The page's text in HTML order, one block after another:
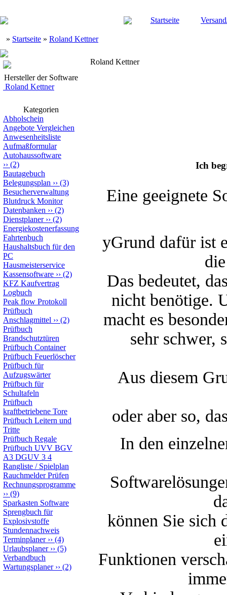
Startseite
» Startseite » Roland Kettner
Hersteller der Software
Roland Kettner
Kategorien
Abholschein
Angebote Vergleichen
Anwesenheitsliste
Aufmaßformular
Autohaussoftware
›› (2)
Bautagebuch
Belegungsplan ›› (3)
Besucherverwaltung
Blutdruck Monitor
Datenbanken ›› (2)
Dienstplaner›› (2)
Energiekostenerfassung
Fahrtenbuch
Haushaltsbuch für den
PC
Hausmeisterservice
Kassensoftware ›› (2)
KFZ Kaufvertrag
Logbuch
Peak flow Protokoll
Prüfbuch
Anschlagmittel ›› (2)
Prüfbuch
Brandschutztüren
Prüfbuch Container
Prüfbuch Feuerlöscher
Prüfbuch für
Aufzugswärter
Prüfbuch für
Schultafeln
Prüfbuch
kraftbetriebene Tore
Prüfbuch Leitern und
Tritte
Prüfbuch Regale
Prüfbuch UVV BGV
A3 DGUV 3 4
Rangliste / Spielplan
Rauchmelder Prüfen
Rechnungsprogramme
›› (9)
Sparkasten Software
Sprengbuch für
Explosivstoffe
Stundennachweis
Terminplaner›› (4)
Urlaubsplaner›› (5)
Verbandbuch
Wartungsplaner›› (2)
Roland Kettner
Ich
Eine geeignete
yGrund dafür ist
Das bedeutet,
nicht benötige.
macht es
sehr schwer,
Aus diesem
oder aber so,
In den
können Sie sich
Funktionen